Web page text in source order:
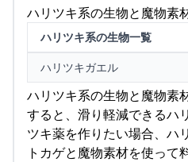
ハリツキ系の生物と魔物素
ハリツキ系の生物一覧
ハリツキガエル
ハリツキ系の生物と魔物素
すると、滑り軽減できるハ
ツキ薬を作りたい場合、ハ
トカゲと魔物素材を使って